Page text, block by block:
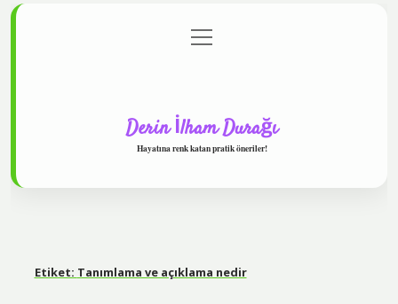
Gizlilik Politikası
menüyü
aç
Derin İlham Durağı
Hayatına renk katan pratik öneriler!
Etiket: Tanımlama ve açıklama nedir